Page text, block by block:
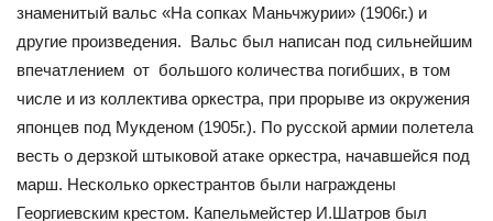
знаменитый вальс «На сопках Маньчжурии» (1906г.) и
другие произведения. Вальс был написан под сильнейшим
впечатлением от большого количества погибших, в том
числе и из коллектива оркестра, при прорыве из окружения
японцев под Мукденом (1905г.). По русской армии полетела
весть о дерзкой штыковой атаке оркестра, начавшейся под
марш. Несколько оркестрантов были награждены
Георгиевским крестом. Капельмейстер И.Шатров был